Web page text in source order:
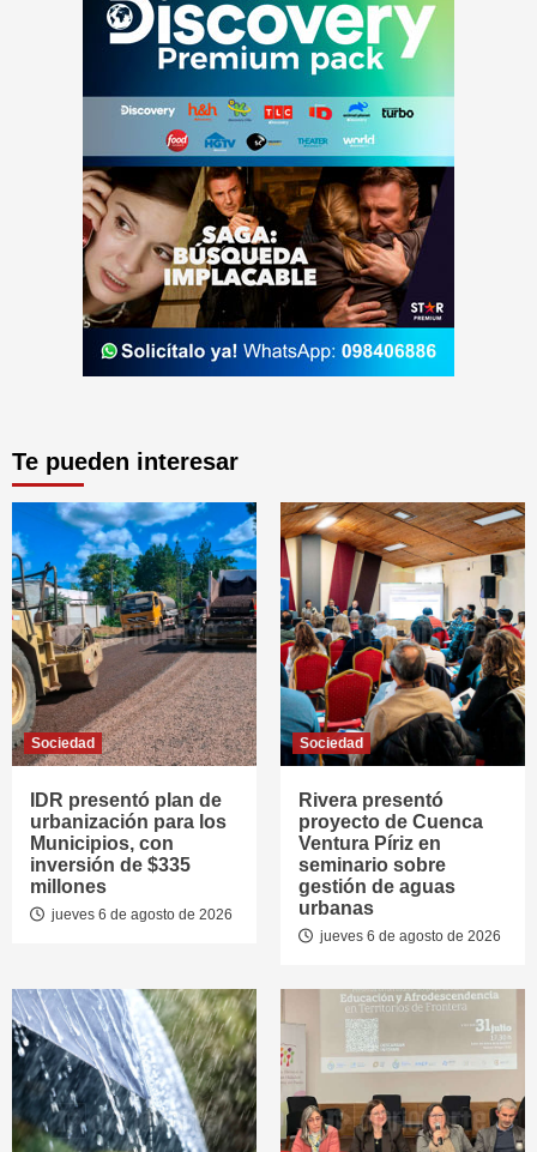
Te pueden interesar
Sociedad
IDR presentó plan de
urbanización para los
Municipios, con
inversión de $335
millones
jueves 6 de agosto de 2026
Sociedad
Rivera presentó
proyecto de Cuenca
Ventura Píriz en
seminario sobre
gestión de aguas
urbanas
jueves 6 de agosto de 2026